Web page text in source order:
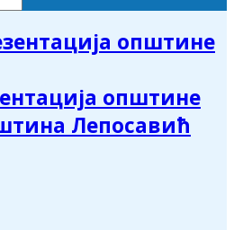
општине
Лепосавић